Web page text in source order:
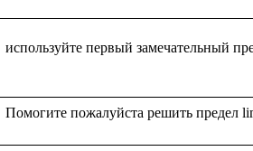
используйте первый замечательный